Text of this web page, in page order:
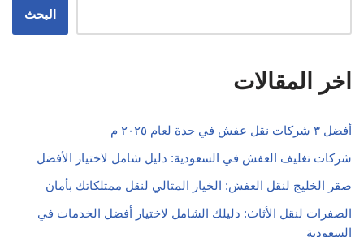
البحث
اخر المقالات
أفضل ٣ شركات نقل عفش في جدة لعام ٢٠٢٥ م
شركات تغليف العفش في السعودية: دليل شامل لاختيار الأفضل
صقر الخليج لنقل العفش: الخيار المثالي لنقل ممتلكاتك بأمان
الصفرات لنقل الأثاث: دليلك الشامل لاختيار أفضل الخدمات في
السعودية